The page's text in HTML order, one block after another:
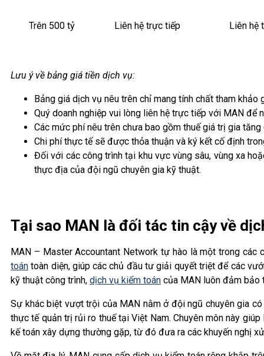
Trên 500 tỷ Liên hệ trực tiếp Liên hệ
Lưu ý về bảng giá tiền dịch vụ:
Bảng giá dịch vụ nêu trên chỉ mang tính chất tham
Quý doanh nghiệp vui lòng liên hệ trực tiếp với MAN để
Các mức phí nêu trên chưa bao gồm thuế giá trị gia
Chi phí thực tế sẽ được thỏa thuận và ký kết cố định
Đối với các công trình tại khu vực vùng sâu, vùng xa
thực địa của đội ngũ chuyên gia kỹ thuật.
Tại sao MAN là đối tác tin cậy về
MAN – Master Accountant Network tự hào là một trong
toán toàn diện, giúp các chủ đầu tư giải quyết triệt để các
kỹ thuật công trình, dịch vụ kiểm toán của MAN luôn đảm bảo
Sự khác biệt vượt trội của MAN nằm ở đội ngũ chuyên gia
thực tế quản trị rủi ro thuế tại Việt Nam. Chuyên môn này
kế toán xây dựng thường gặp, từ đó đưa ra các khuyến nghị